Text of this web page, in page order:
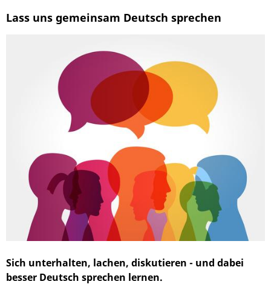
Lass uns gemeinsam Deutsch sprechen
Sich unterhalten, lachen, diskutieren - und dabei
besser Deutsch sprechen lernen.